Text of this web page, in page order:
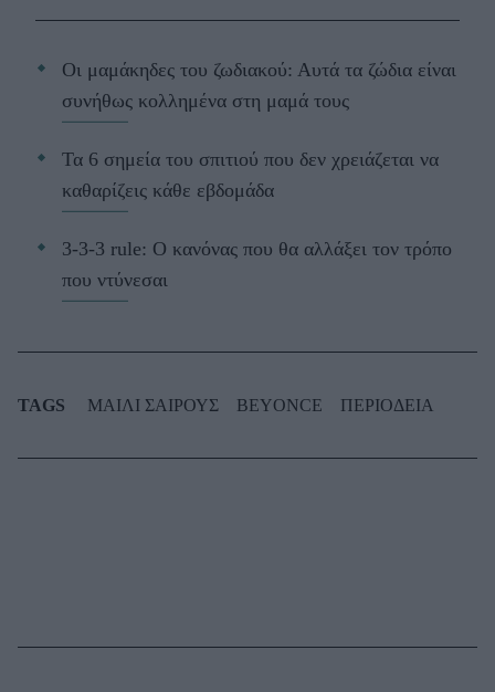
Οι μαμάκηδες του ζωδιακού: Αυτά τα ζώδια είναι
συνήθως κολλημένα στη μαμά τους
Τα 6 σημεία του σπιτιού που δεν χρειάζεται να
καθαρίζεις κάθε εβδομάδα
3-3-3 rule: Ο κανόνας που θα αλλάξει τον τρόπο
που ντύνεσαι
TAGS ΜΑΙΛΙ ΣΑΙΡΟΥΣ BEYONCE ΠΕΡΙΟΔΕΙΑ